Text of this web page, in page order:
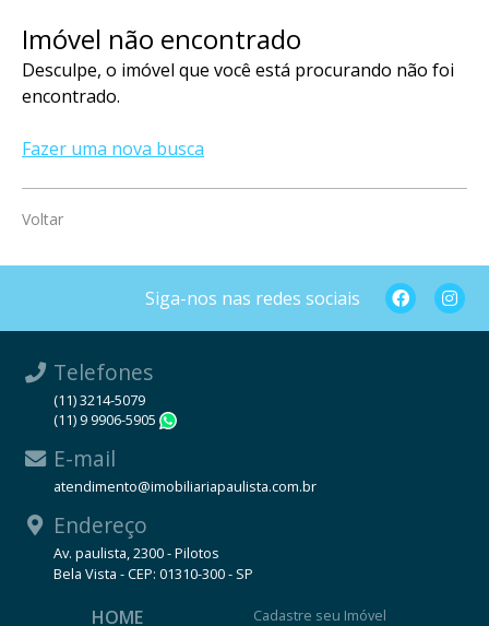
Imóvel não encontrado
Desculpe, o imóvel que você está procurando não foi
encontrado.
Fazer uma nova busca
Voltar
Siga-nos nas redes sociais
Telefones
(11) 3214-5079
(11) 9 9906-5905
E-mail
atendimento@imobiliariapaulista.com.br
Endereço
Av. paulista, 2300 - Pilotos
Bela Vista - CEP: 01310-300 - SP
HOME Cadastre seu Imóvel